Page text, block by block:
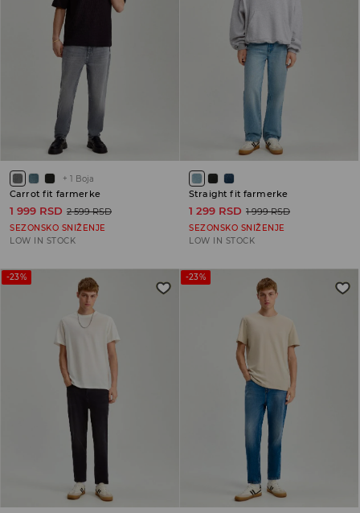
+ 1 Boja
Carrot fit farmerke
1 999 RSD 2 599 RSD
SEZONSKO SNIŽENJE
LOW IN STOCK
Straight fit farmerke
1 299 RSD 1 999 RSD
SEZONSKO SNIŽENJE
LOW IN STOCK
-23% -23%